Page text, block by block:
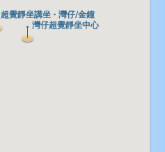
超覺靜坐講坐 - 灣仔/金鐘
灣仔超覺靜坐中心
超覺靜坐講坐 - 灣仔/金鐘
灣仔超覺靜坐中心